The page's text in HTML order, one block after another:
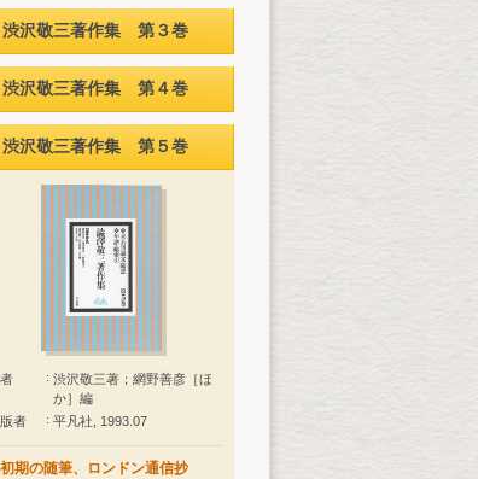
渋沢敬三著作集 第３巻
渋沢敬三著作集 第４巻
渋沢敬三著作集 第５巻
渋沢敬三著；網野善彦［ほ
か］編
者
平凡社, 1993.07
初期の随筆、ロンドン通信抄